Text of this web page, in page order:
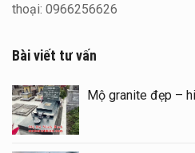
thoại: 0966256626
Bài viết tư vấn
toàn quốc – Đá